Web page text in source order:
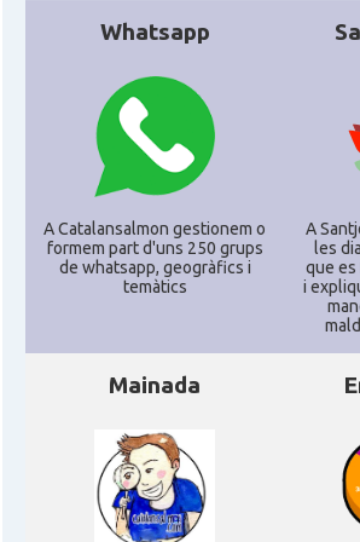
Consolat Consolat general a
Consolat Consolat general a
Consolat Consolat general
Consolat Consolat general
Ambaixada
Whatsapp
A Catalansalmon gestionem o
formem part d'uns 250 grups
de whatsapp, geogràfics i
temàtics
A
les
que es
i
Mainada